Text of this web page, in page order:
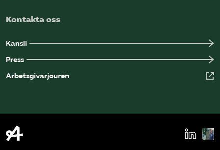
Kontakta oss
Kansli
Press
Arbetsgivarjouren